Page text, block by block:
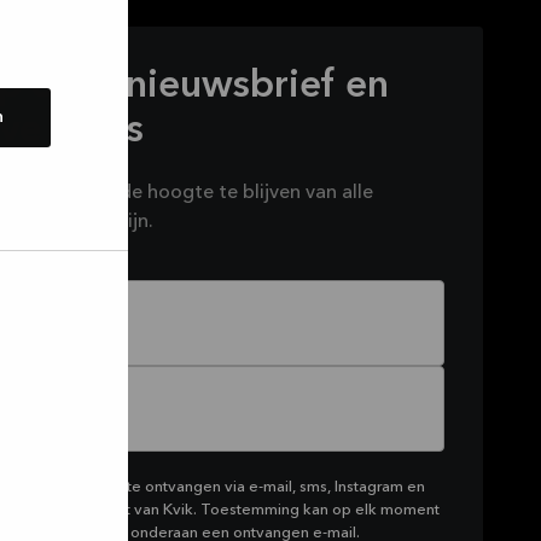
onze nieuwsbrief en
deals
om op de hoogte te blijven van alle
het brouwen zijn.
van Kvik te ontvangen via e-mail, sms, Instagram en
van Kvik. Toestemming kan op elk moment
op de link onderaan een ontvangen e-mail.